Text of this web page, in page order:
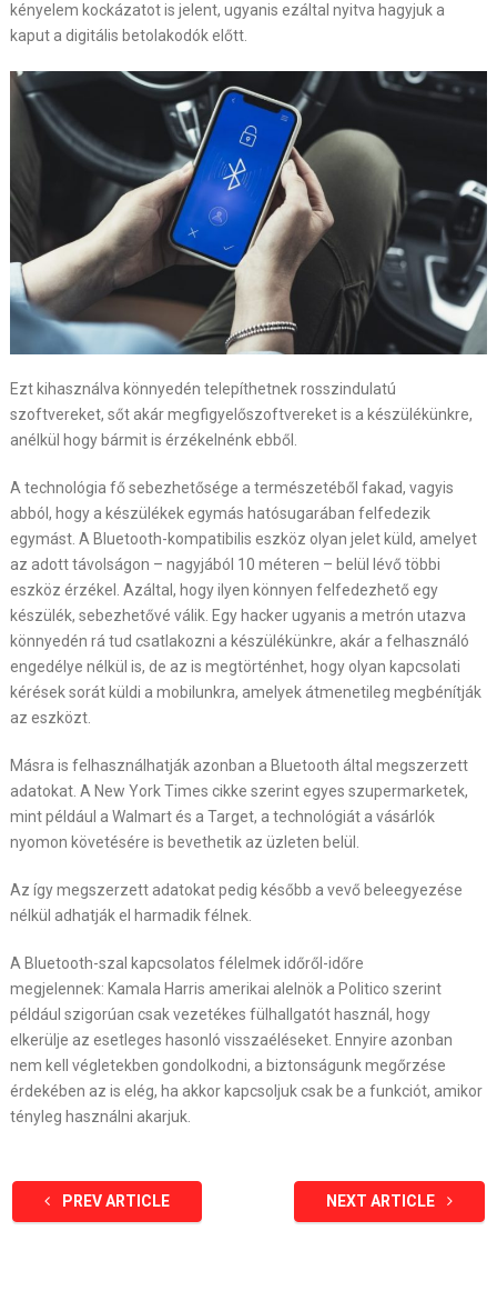
kényelem kockázatot is jelent, ugyanis ezáltal nyitva hagyjuk a
kaput a digitális betolakodók előtt.
Ezt kihasználva könnyedén telepíthetnek rosszindulatú
szoftvereket, sőt akár megfigyelőszoftvereket is a készülékünkre,
anélkül hogy bármit is érzékelnénk ebből.
A technológia fő sebezhetősége a természetéből fakad, vagyis
abból, hogy a készülékek egymás hatósugarában felfedezik
egymást. A Bluetooth-kompatibilis eszköz olyan jelet küld, amelyet
az adott távolságon – nagyjából 10 méteren – belül lévő többi
eszköz érzékel. Azáltal, hogy ilyen könnyen felfedezhető egy
készülék, sebezhetővé válik. Egy hacker ugyanis a metrón utazva
könnyedén rá tud csatlakozni a készülékünkre, akár a felhasználó
engedélye nélkül is, de az is megtörténhet, hogy olyan kapcsolati
kérések sorát küldi a mobilunkra, amelyek átmenetileg megbénítják
az eszközt.
Másra is felhasználhatják azonban a Bluetooth által megszerzett
adatokat. A New York Times cikke szerint egyes szupermarketek,
mint például a Walmart és a Target, a technológiát a vásárlók
nyomon követésére is bevethetik az üzleten belül.
Az így megszerzett adatokat pedig később a vevő beleegyezése
nélkül adhatják el harmadik félnek.
A Bluetooth-szal kapcsolatos félelmek időről-időre
megjelennek: Kamala Harris amerikai alelnök a Politico szerint
például szigorúan csak vezetékes fülhallgatót használ, hogy
elkerülje az esetleges hasonló visszaéléseket. Ennyire azonban
nem kell végletekben gondolkodni, a biztonságunk megőrzése
érdekében az is elég, ha akkor kapcsoljuk csak be a funkciót, amikor
tényleg használni akarjuk.
PREV ARTICLE NEXT ARTICLE